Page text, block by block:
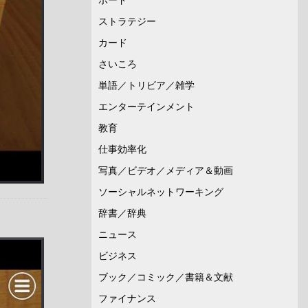
ストラテジー
カード
さいころ
単語／トリビア／雑学
エンターテインメント
教育
仕事効率化
写真／ビデオ／メディア＆動画
ソーシャルネットワーキング
辞書／辞典
ニュース
ビジネス
ブック／コミック／書籍＆文献
ファイナンス